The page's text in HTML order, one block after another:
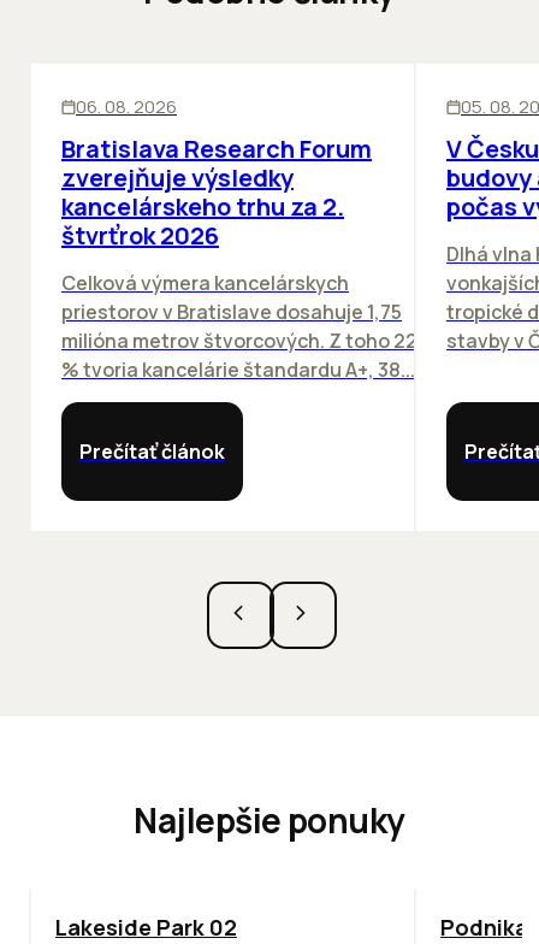
06. 08. 2026
Bratislava Research Forum
zverejňuje výsledky
kancelárskeho trhu za 2.
štvrťrok 2026
Celková výmera kancelárskych
priestorov v Bratislave dosahuje 1,75
milióna metrov štvorcových. Z toho 22
% tvoria kancelárie štandardu A+, 38...
Prečítať článok
05. 08.
V
počas
Dlhá
tropické
stavby v
Najlepšie ponuky
ODPORÚČAME
Lakeside Park 02